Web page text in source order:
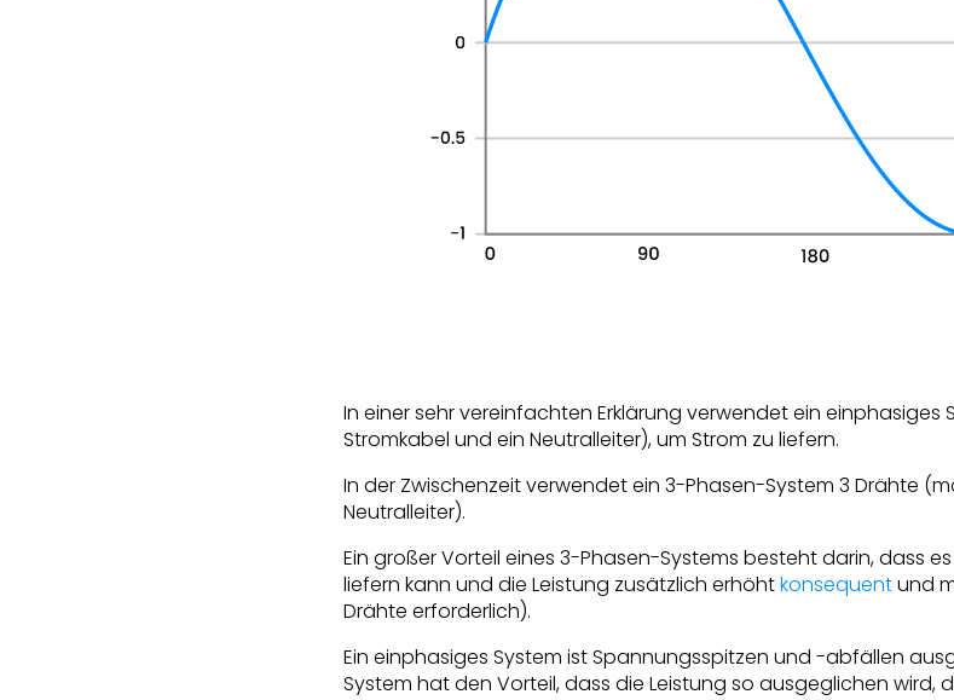
In einer sehr vereinfachten Erklärung verwendet ein einphasiges
Stromkabel und ein Neutralleiter), um Strom zu liefern.
In der Zwischenzeit verwendet ein 3-Phasen-System 3 Drähte
Neutralleiter).
Ein großer Vorteil eines 3-Phasen-Systems besteht darin, dass
liefern kann und die Leistung zusätzlich erhöhtkonsequentund
Drähte erforderlich).
Ein einphasiges System ist Spannungsspitzen und -abfällen
System hat den Vorteil, dass die Leistung so ausgeglichen wird,